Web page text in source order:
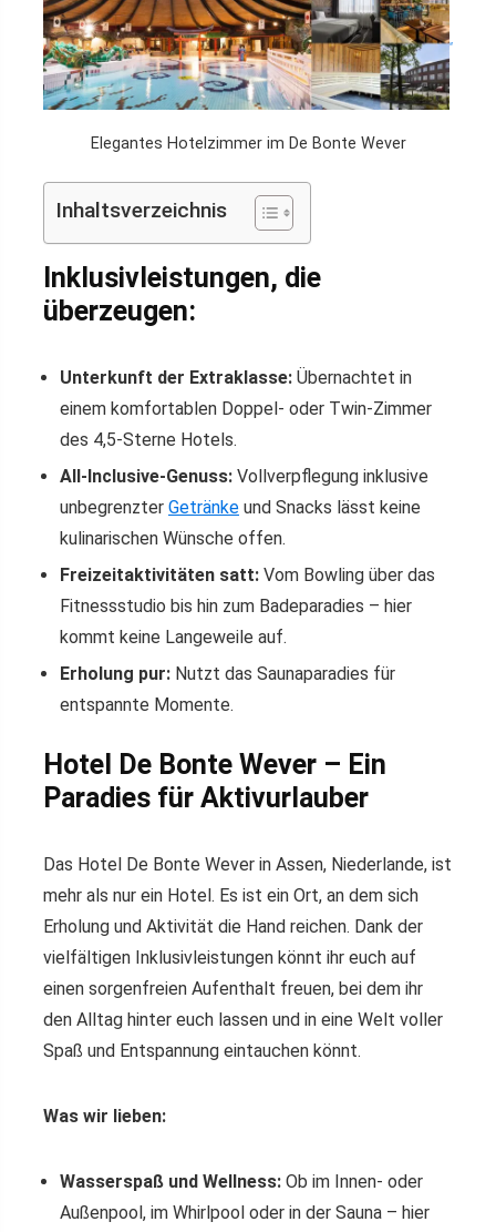
Elegantes Hotelzimmer im De Bonte Wever
Inhaltsverzeichnis
Inklusivleistungen, die
überzeugen:
Unterkunft der Extraklasse: Übernachtet in
einem komfortablen Doppel- oder Twin-Zimmer
des 4,5-Sterne Hotels.
All-Inclusive-Genuss: Vollverpflegung inklusive
unbegrenzter Getränke und Snacks lässt keine
kulinarischen Wünsche offen.
Freizeitaktivitäten satt: Vom Bowling über das
Fitnessstudio bis hin zum Badeparadies – hier
kommt keine Langeweile auf.
Erholung pur: Nutzt das Saunaparadies für
entspannte Momente.
Hotel De Bonte Wever – Ein
Paradies für Aktivurlauber
Das Hotel De Bonte Wever in Assen, Niederlande, ist
mehr als nur ein Hotel. Es ist ein Ort, an dem sich
Erholung und Aktivität die Hand reichen. Dank der
vielfältigen Inklusivleistungen könnt ihr euch auf
einen sorgenfreien Aufenthalt freuen, bei dem ihr
den Alltag hinter euch lassen und in eine Welt voller
Spaß und Entspannung eintauchen könnt.
Was wir lieben:
Wasserspaß und Wellness: Ob im Innen- oder
Außenpool, im Whirlpool oder in der Sauna – hier